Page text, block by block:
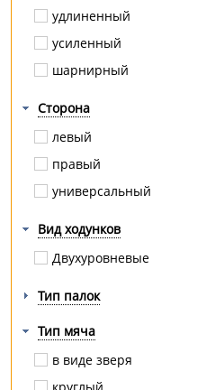
удлиненный
усиленный
шарнирный
Сторона
левый
правый
универсальный
Вид ходунков
Двухуровневые
Тип палок
Тип мяча
в виде зверя